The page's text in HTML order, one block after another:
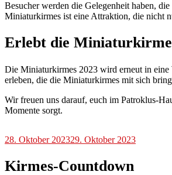
Besucher werden die Gelegenheit haben,
Miniaturkirmes ist eine Attraktion, die nicht
Erlebt die
Die Miniaturkirmes 2023 wird erneut in eine
erleben, die die Miniaturkirmes mit sich
Wir freuen uns darauf, euch im Patroklus-
Momente sorgt.
28. Oktober 202329. Oktober 2023
Kirmes-Countdown